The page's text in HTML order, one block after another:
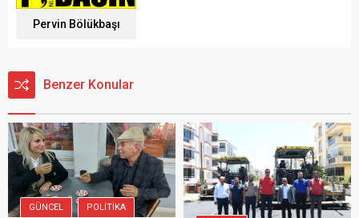
Pervin Bölükbaşı
Benzer Konular
GÜNCEL POLITIKA